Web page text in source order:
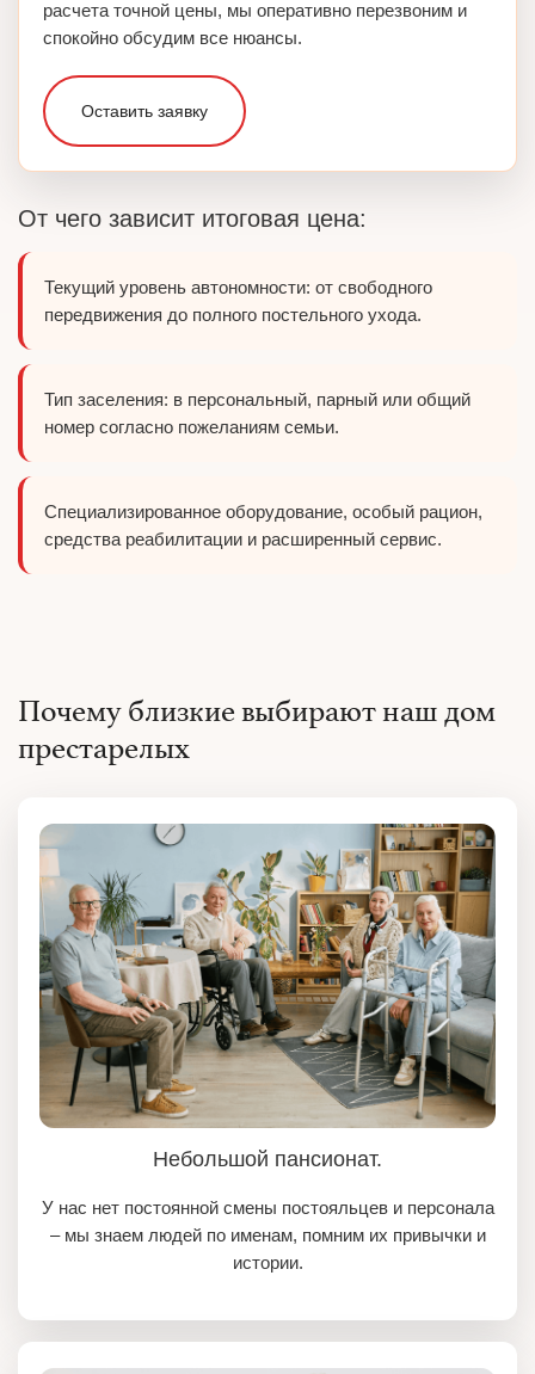
расчета точной цены, мы оперативно перезвоним и
спокойно обсудим все нюансы.
Оставить заявку
От чего зависит итоговая цена:
Текущий уровень автономности: от свободного
передвижения до полного постельного ухода.
Тип заселения: в персональный, парный или общий
номер согласно пожеланиям семьи.
Специализированное оборудование, особый рацион,
средства реабилитации и расширенный сервис.
Почему близкие выбирают наш дом
престарелых
Небольшой пансионат.
У нас нет постоянной смены постояльцев и персонала
– мы знаем людей по именам, помним их привычки и
истории.